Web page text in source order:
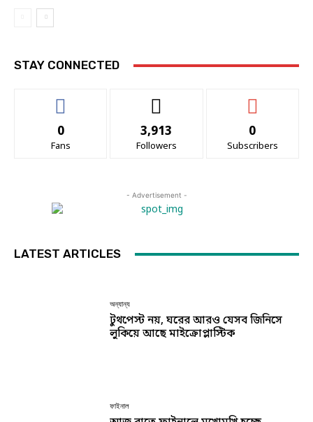
STAY CONNECTED
0
Fans
3,913
Followers
0
Subscribers
- Advertisement -
LATEST ARTICLES
অন্যান্য
টুথপেস্ট নয়, ঘরের আরও যেসব জিনিসে
লুকিয়ে আছে মাইক্রোপ্লাস্টিক
ফাইনাল